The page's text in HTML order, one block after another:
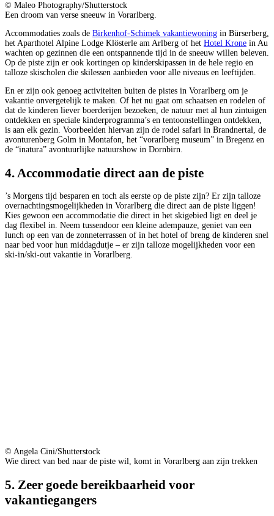
© Maleo Photography/Shutterstock
Een droom van verse sneeuw in Vorarlberg.
Accommodaties zoals de Birkenhof-Schimek vakantiewoning in Bürserberg,
het Aparthotel Alpine Lodge Klösterle am Arlberg of het Hotel Krone in Au
wachten op gezinnen die een ontspannende tijd in de sneeuw willen beleven.
Op de piste zijn er ook kortingen op kinderskipassen in de hele regio en
talloze skischolen die skilessen aanbieden voor alle niveaus en leeftijden.
En er zijn ook genoeg activiteiten buiten de pistes in Vorarlberg om je
vakantie onvergetelijk te maken. Of het nu gaat om schaatsen en rodelen of
dat de kinderen liever boerderijen bezoeken, de natuur met al hun zintuigen
ontdekken en speciale kinderprogramma’s en tentoonstellingen ontdekken,
is aan elk gezin. Voorbeelden hiervan zijn de rodel safari in Brandnertal, de
avonturenberg Golm in Montafon, het “vorarlberg museum” in Bregenz en
de “inatura” avontuurlijke natuurshow in Dornbirn.
4. Accommodatie direct aan de piste
’s Morgens tijd besparen en toch als eerste op de piste zijn? Er zijn talloze
overnachtingsmogelijkheden in Vorarlberg die direct aan de piste liggen!
Kies gewoon een accommodatie die direct in het skigebied ligt en deel je
dag flexibel in. Neem tussendoor een kleine adempauze, geniet van een
lunch op een van de zonneterrassen of in het hotel of breng de kinderen snel
naar bed voor hun middagdutje – er zijn talloze mogelijkheden voor een
ski-in/ski-out vakantie in Vorarlberg.
© Angela Cini/Shutterstock
Wie direct van bed naar de piste wil, komt in Vorarlberg aan zijn trekken
5. Zeer goede bereikbaarheid voor
vakantiegangers